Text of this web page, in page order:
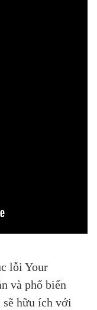
lỗi Your
và phổ biến
hữu ích với